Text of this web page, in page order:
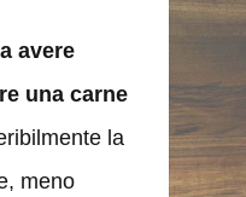
avere
una carne
la
meno